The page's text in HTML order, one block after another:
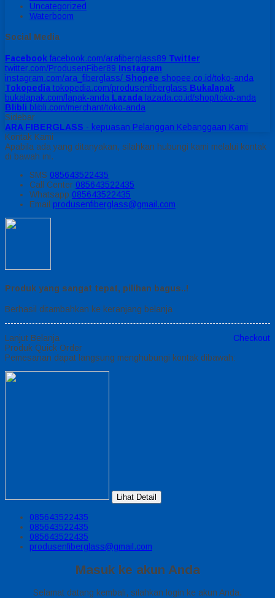
Uncategorized
Waterboom
Social Media
Facebook facebook.com/arafiberglass89 Twitter
twitter.com/ProdusenFiber89 Instagram
instagram.com/ara_fiberglass/ Shopee shopee.co.id/toko-anda
Tokopedia tokopedia.com/produsenfiberglass Bukalapak
bukalapak.com/lapak-anda Lazada lazada.co.id/shop/toko-anda
Blibli blibli.com/merchant/toko-anda
Sidebar
ARA FIBERGLASS - kepuasan Pelanggan Kebanggaan Kami
Kontak Kami
Apabila ada yang ditanyakan, silahkan hubungi kami melalui kontak
di bawah ini.
SMS 085643522435
Call Center 085643522435
Whatsapp 085643522435
Email produsenfiberglass@gmail.com
Produk yang sangat tepat, pilihan bagus..!
Berhasil ditambahkan ke keranjang belanja
Lanjut Belanja
Checkout
Produk Quick Order
Pemesanan dapat langsung menghubungi kontak dibawah:
Lihat Detail
085643522435
085643522435
085643522435
produsenfiberglass@gmail.com
Masuk ke akun Anda
Selamat datang kembali, silahkan login ke akun Anda.